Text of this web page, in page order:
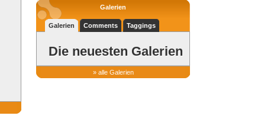
Galerien
Galerien Comments Taggings
Die neuesten Galerien
» alle Galerien